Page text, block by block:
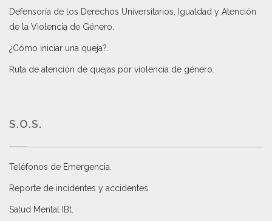
Defensoría de los Derechos Universitarios, Igualdad y Atención
de la Violencia de Género
¿Cómo iniciar una queja?
Ruta de atención de quejas por violencia de género
S.O.S.
Teléfonos de Emergencia.
Reporte de incidentes y accidentes
Salud Mental IBt